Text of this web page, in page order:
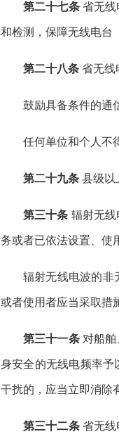
第二十七条 省无
和检测，保障无线电台
第二十八条 省无线
鼓励具备条件的通
任何单位和个人不
第二十九条 县级以
第三十条 辐射无
务或者已依法设置、使
辐射无线电波的非
或者使用者应当采取措
第三十一条对船舶
身安全的无线电频率予
干扰的，应当立即消除
第三十二条 省无